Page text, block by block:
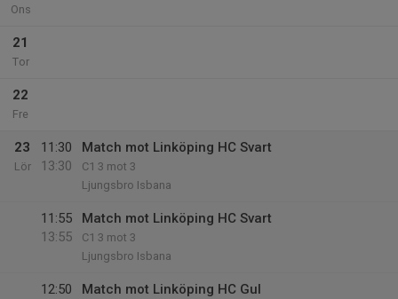
Ons
21
Tor
22
Fre
23
Lör
11:30
13:30
Match mot Linköping HC Svart
C1 3 mot 3
Ljungsbro Isbana
11:55
13:55
Match mot Linköping HC Svart
C1 3 mot 3
Ljungsbro Isbana
12:50
Match mot Linköping HC Gul